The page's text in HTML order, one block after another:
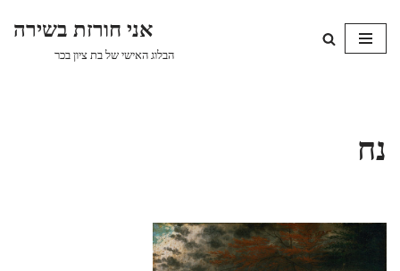
Skip
אני חורזת בשירה
הבלוג האישי של בת ציון בכר
נח